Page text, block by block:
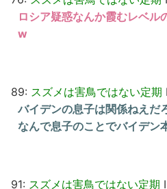
ロシア疑惑なんか霞むレベル
w
89: スズメは害鳥ではない定期
バイデンの息子は関係ねえだ
なんで息子のことでバイデン
91: スズメは害鳥ではない定期